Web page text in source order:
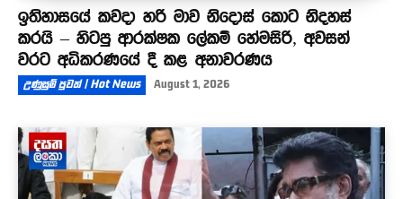
ඉතිහාසයේ කවදා හරි මාව නිදොස් කොට නිදහස්
කරයි – හිටපු ආරක්ෂක ලේකම් හේමසිරි, අවසන්
වරට අධිකරණයේ දී කළ අනාවරණය
උණුසුම් පුවත් | Hot News August 1, 2026